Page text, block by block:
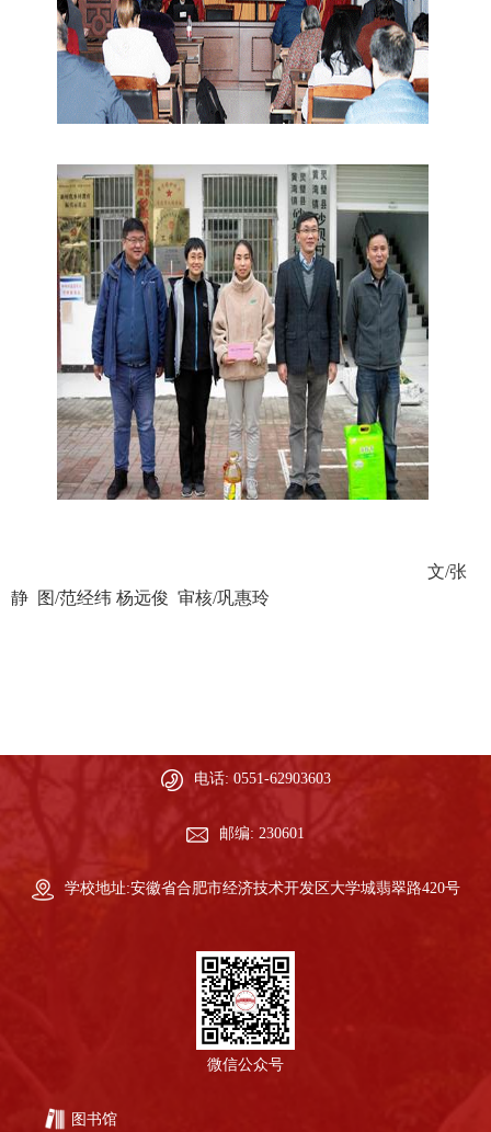
文/张
静 图/范经纬 杨远俊 审核/巩惠玲
电话: 0551-62903603
邮编: 230601
学校地址:安徽省合肥市经济技术开发区大学城翡翠路420号
微信公众号
图书馆